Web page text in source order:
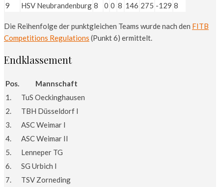
9
HSV Neubrandenburg 8 0 0 8 146 275 -129 8
Die Reihenfolge der punktgleichen Teams wurde nach den FITB
Competitions Regulations (Punkt 6) ermittelt.
Endklassement
Pos.
Mannschaft
1.
TuS Oeckinghausen
2.
TBH Düsseldorf I
3.
ASC Weimar I
4.
ASC Weimar II
5.
Lenneper TG
6.
SG Urbich I
7.
TSV Zorneding